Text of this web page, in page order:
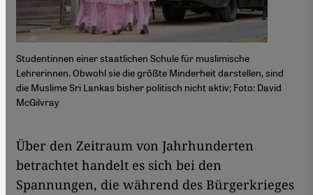
Studentinnen einer staatlichen Schule für muslimische
Lehrerinnen. Obwohl sie die größte Minderheit darstellen, sind
die Muslime Sri Lankas bisher politisch nicht aktiv; Foto: David
McGilvray
Über den Zeitraum von Jahrhunderten
betrachtet handelt es sich bei den
Spannungen, die während des Bürgerkrieges